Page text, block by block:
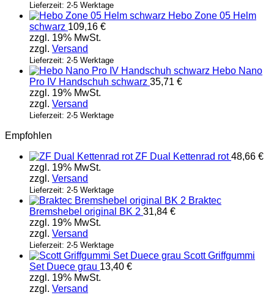
Lieferzeit: 2-5 Werktage
Hebo Zone 05 Helm
schwarz 109,16 €
zzgl. 19% MwSt.
zzgl. Versand
Lieferzeit: 2-5 Werktage
Hebo Nano
Pro IV Handschuh schwarz 35,71 €
zzgl. 19% MwSt.
zzgl. Versand
Lieferzeit: 2-5 Werktage
Empfohlen
ZF Dual Kettenrad rot 48,66 €
zzgl. 19% MwSt.
zzgl. Versand
Lieferzeit: 2-5 Werktage
Braktec
Bremshebel original BK 2 31,84 €
zzgl. 19% MwSt.
zzgl. Versand
Lieferzeit: 2-5 Werktage
Scott Griffgummi
Set Duece grau 13,40 €
zzgl. 19% MwSt.
zzgl. Versand